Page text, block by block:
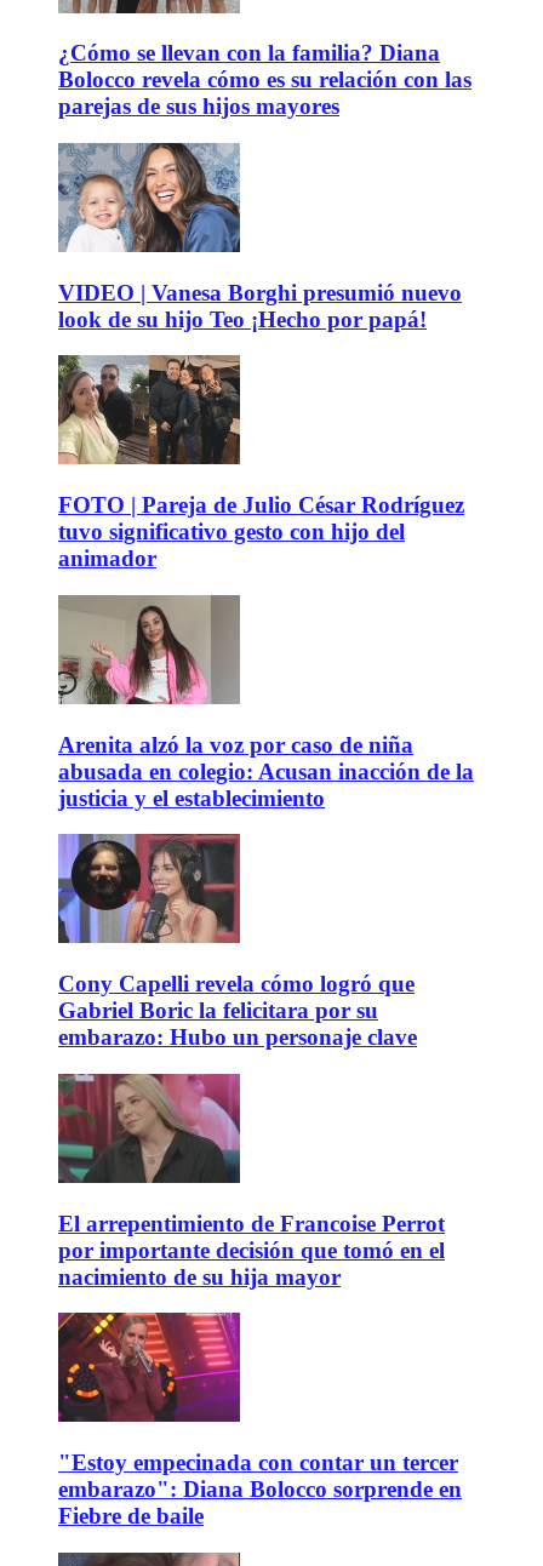
¿Cómo se llevan con la familia? Diana
Bolocco revela cómo es su relación con las
parejas de sus hijos mayores
VIDEO | Vanesa Borghi presumió nuevo
look de su hijo Teo ¡Hecho por papá!
FOTO | Pareja de Julio César Rodríguez
tuvo significativo gesto con hijo del
animador
Arenita alzó la voz por caso de niña
abusada en colegio: Acusan inacción de la
justicia y el establecimiento
Cony Capelli revela cómo logró que
Gabriel Boric la felicitara por su
embarazo: Hubo un personaje clave
El arrepentimiento de Francoise Perrot
por importante decisión que tomó en el
nacimiento de su hija mayor
"Estoy empecinada con contar un tercer
embarazo": Diana Bolocco sorprende en
Fiebre de baile